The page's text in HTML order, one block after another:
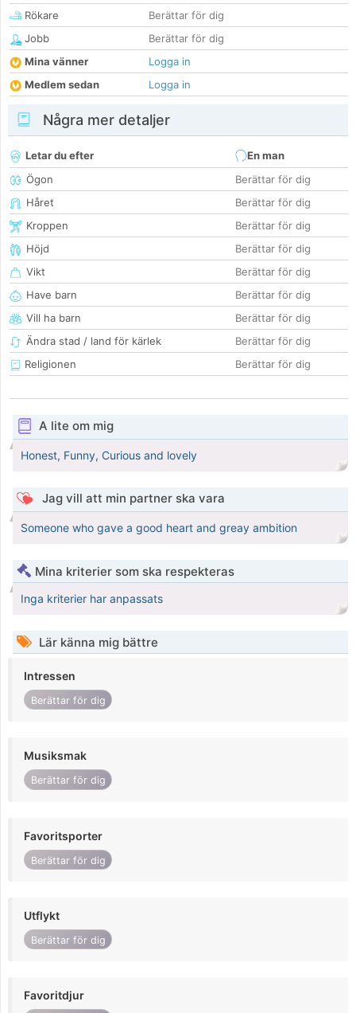
Rökare
Berättar för dig
Jobb
Berättar för dig
Mina vänner
Logga in
Medlem sedan
Logga in
Några mer detaljer
Letar du efter
En man
Ögon
Berättar för dig
Håret
Berättar för dig
Kroppen
Berättar för dig
Höjd
Berättar för dig
Vikt
Berättar för dig
Have barn
Berättar för dig
Vill ha barn
Berättar för dig
Ändra stad / land för kärlek
Berättar för dig
Religionen
Berättar för dig
A lite om mig
Honest, Funny, Curious and lovely
Jag vill att min partner ska vara
Someone who gave a good heart and greay ambition
Mina kriterier som ska respekteras
Inga kriterier har anpassats
Lär känna mig bättre
Intressen
Berättar för dig
Musiksmak
Berättar för dig
Favoritsporter
Berättar för dig
Utflykt
Berättar för dig
Favoritdjur